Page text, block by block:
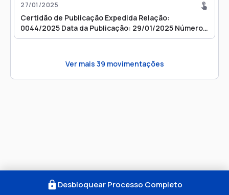
27/01/2025
Certidão de Publicação Expedida Relação:
0044/2025 Data da Publicação: 29/01/2025 Número
do Diário: 4132
Ver mais 39 movimentações
Desbloquear Processo Completo